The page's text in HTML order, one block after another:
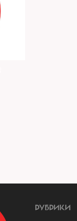
РУБРИКИ